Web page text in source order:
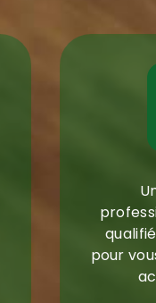
des
pour